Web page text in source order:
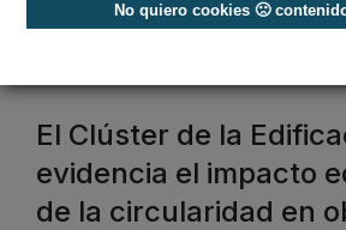
No quiero cookies 🙁
Etiquetas / construccion de edificios
El Clúster de la
evidencia el impacto
de la circularidad en